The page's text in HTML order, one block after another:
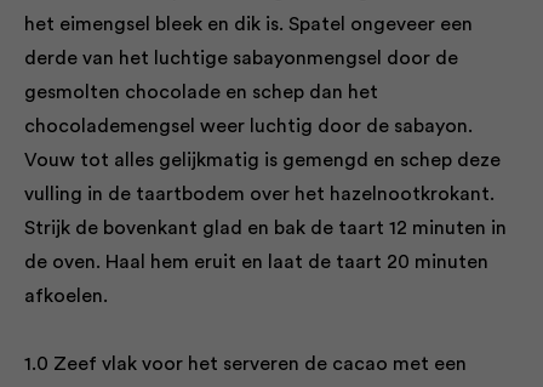
het eimengsel bleek en dik is. Spatel ongeveer een
derde van het luchtige sabayonmengsel door de
gesmolten chocolade en schep dan het
chocolademengsel weer luchtig door de sabayon.
Vouw tot alles gelijkmatig is gemengd en schep deze
vulling in de taartbodem over het hazelnootkrokant.
Strijk de bovenkant glad en bak de taart 12 minuten in
de oven. Haal hem eruit en laat de taart 20 minuten
afkoelen.
1.0 Zeef vlak voor het serveren de cacao met een